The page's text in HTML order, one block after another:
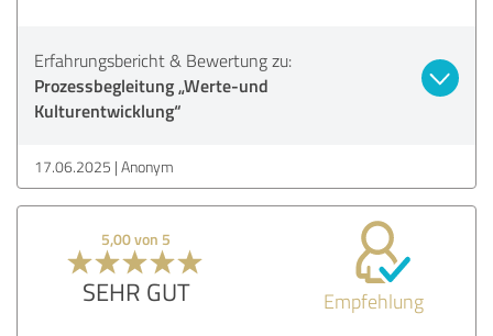
Erfahrungsbericht & Bewertung zu:
Prozessbegleitung „Werte-und
Kulturentwicklung“
17.06.2025 Anonym
5,00 von 5
SEHR GUT Empfehlung